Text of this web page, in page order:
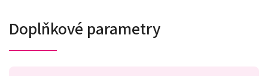
Doplňkové parametry